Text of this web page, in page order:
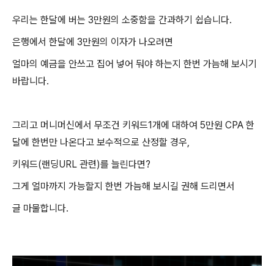
우리는 한달에 버는 3만원의 소중함을 간과하기 쉽습니다.
은행에서 한달에 3만원의 이자가 나오려면
얼마의 예금을 안쓰고 집어 넣어 둬야 하는지 한번 가늠해 보시기
바랍니다.
그리고 머니머신에서 무조건 키워드1개에 대하여 5만원 CPA 한
달에 한번만 나온다고 보수적으로 산정할 경우,
키워드(랜딩URL 관련)를 늘린다면?
그게 얼마까지 가능할지 한번 가늠해 보시길 권해 드리면서
글 마물합니다.